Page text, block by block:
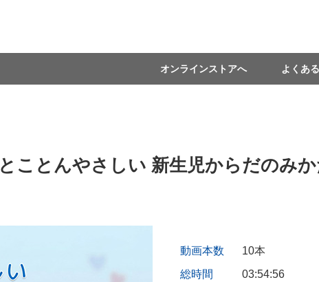
オンラインストアへ よくあ
とことんやさしい 新生児からだのみか
動画本数
10本
総時間
03:54:56